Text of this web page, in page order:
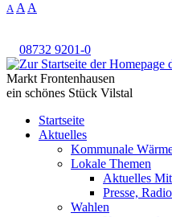
A A A
08732 9201-0
Markt Frontenhausen
ein schönes Stück Vilstal
Startseite
Aktuelles
Kommunale
Lokale Themen
Aktuelles
Presse,
Wahlen